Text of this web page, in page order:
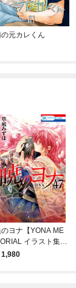
の元カレくん
ヨナ【YONA ME
イラスト集付
特装版】 47巻
1,980